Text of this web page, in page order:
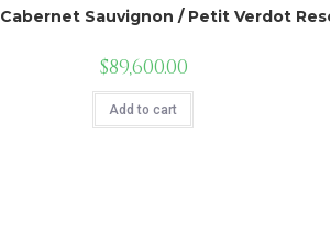
Sauvignon / Petit Verdot
$89,600.00
Add to cart